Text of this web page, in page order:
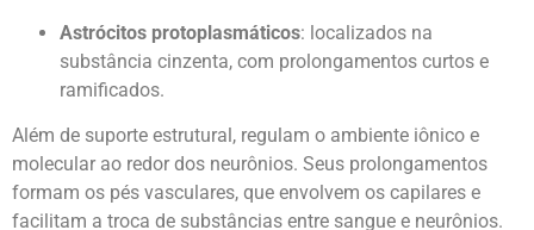
Astrócitos protoplasmáticos: localizados na
substância cinzenta, com prolongamentos curtos e
ramificados.
Além de suporte estrutural, regulam o ambiente iônico e
molecular ao redor dos neurônios. Seus prolongamentos
formam os pés vasculares, que envolvem os capilares e
facilitam a troca de substâncias entre sangue e neurônios.